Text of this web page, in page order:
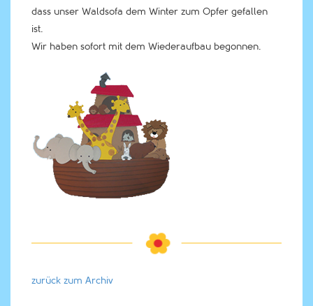
dass unser Waldsofa dem Winter zum Opfer gefallen
ist.
Wir haben sofort mit dem Wiederaufbau begonnen.
zurück zum Archiv